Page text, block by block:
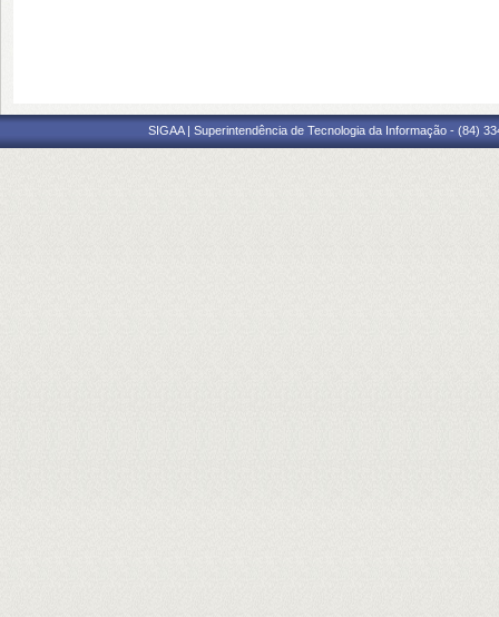
SIGAA | Superintendência de Tecnologia da Informação - (84)